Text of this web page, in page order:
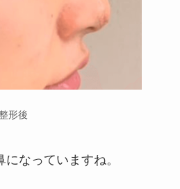
形後
なっていますね。